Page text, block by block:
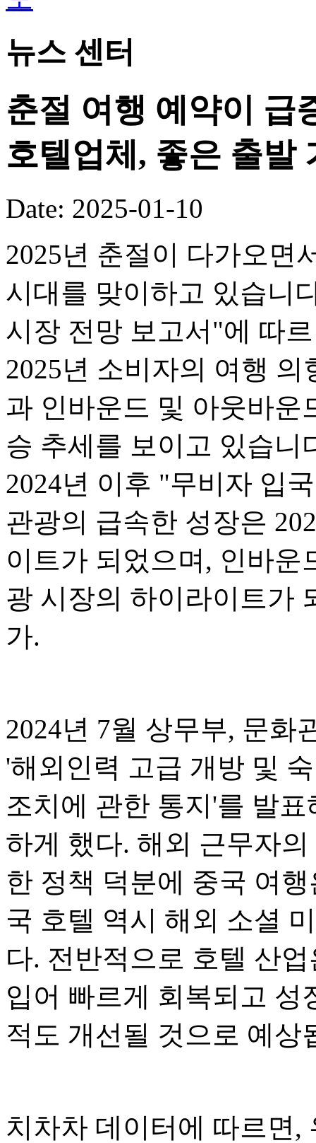
뉴스 센터
춘절 여행 예약이 급
호텔업체, 좋은 출발
Date: 2025-01-10
2025년 춘절이 다가오면
시대를 맞이하고 있습니
시장 전망 보고서"에 따
2025년 소비자의 여행
과 인바운드 및 아웃바운
승 추세를 보이고 있습니
2024년 이후 "무비자 입
관광의 급속한 성장은
이트가 되었으며, 인바운
광 시장의 하이라이트가
가.
2024년 7월 상무부, 문화
'해외인력 고급 개방 및
조치에 관한 통지'를 발
하게 했다. 해외 근무자
한 정책 덕분에 중국 여
국 호텔 역시 해외 소셜
다. 전반적으로 호텔 산
입어 빠르게 회복되고 성
적도 개선될 것으로 예상
치차차 데이터에 따르면,